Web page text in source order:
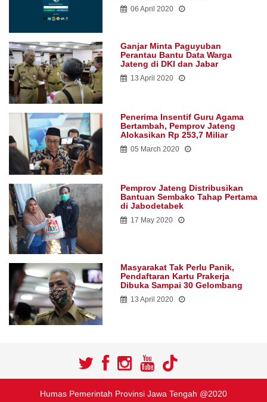
06 April 2020
Ganjar Minta Paguyuban
Perantau Bantu Data Warga
Jateng di DKI dan Jabar
13 April 2020
Penerima Insentif Guru Agama
Bertambah, Pemprov Jateng
Alokasikan Rp 253,7 Miliar
05 March 2020
Pemprov Jateng Distribusikan
Bantuan Sembako Tahap Pertama
di Jabodetabek
17 May 2020
Masyarakat Tak Perlu Panik,
Pendaftaran Kartu Prakerja
Dibuka Sampai 30 Gelombang
13 April 2020
Humas Pemerintah Provinsi Jawa Tengah @2020